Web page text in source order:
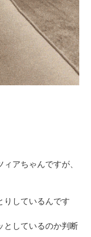
アちゃんですが、
しているんです
としているのか判断